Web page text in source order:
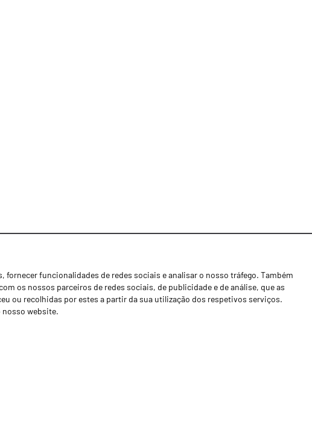
funcionalidades de redes sociais e analisar o nosso tráfego. Também
os nossos parceiros de redes sociais, de publicidade e de análise, que as
ou recolhidas por estes a partir da sua utilização dos respetivos serviços.
nosso website.
Notícias
Concessionários